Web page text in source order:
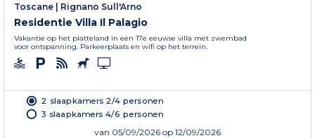
Toscane | Rignano Sull'Arno
Residentie Villa Il Palagio
Vakantie op het platteland in een 17e eeuwse villa met zwembad
voor ontspanning. Parkeerplaats en wifi op het terrein.
2 slaapkamers 2/4 personen
3 slaapkamers 4/6 personen
van 05/09/2026 op 12/09/2026